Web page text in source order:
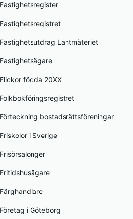
Fastighetsregister
Fastighetsregistret
Fastighetsutdrag Lantmäteriet
Fastighetsägare
Flickor födda 20XX
Folkbokföringsregistret
Förteckning bostadsrättsföreningar
Friskolor i Sverige
Frisörsalonger
Fritidshusägare
Färghandlare
Företag i Göteborg